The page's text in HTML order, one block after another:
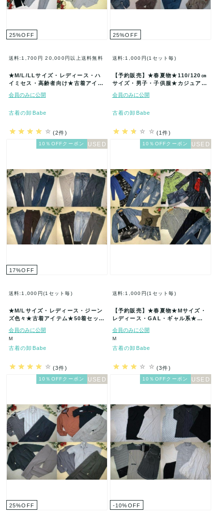
25%OFF
送料:1,700円 20,000円以上送料無料
★M/L/LLサイズ・レディース・ハ
イミセス・高齢者向け★古着アイテ
会員のみに公開
古着の卸Babe
(2件)
25%OFF
送料:1,000円(1セット毎)
【予約販売】★春夏物★110/120㎝
サイズ・男子・子供服★カジュアル
会員のみに公開
古着の卸Babe
(1件)
10％OFFクーポン
17%OFF
送料:1,000円(1セット毎)
★M/Lサイズ・レディース・ジーン
ズ色々★古着アイテム★50着セット
★…
会員のみに公開
M
古着の卸Babe
(3件)
10％OFFクーポン
送料:1,000円(1セット毎)
【予約販売】★春夏物★Mサイズ・
レディース・GAL・ギャル系★古
め…
会員のみに公開
M
古着の卸Babe
(3件)
10％OFFクーポン
25%OFF
10％OFFクーポン
-10%OFF